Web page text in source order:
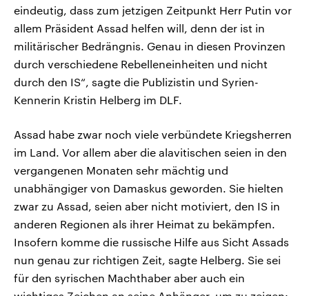
eindeutig, dass zum jetzigen Zeitpunkt Herr Putin vor
allem Präsident Assad helfen will, denn der ist in
militärischer Bedrängnis. Genau in diesen Provinzen
durch verschiedene Rebelleneinheiten und nicht
durch den IS“, sagte die Publizistin und Syrien-
Kennerin Kristin Helberg im DLF.
Assad habe zwar noch viele verbündete Kriegsherren
im Land. Vor allem aber die alavitischen seien in den
vergangenen Monaten sehr mächtig und
unabhängiger von Damaskus geworden. Sie hielten
zwar zu Assad, seien aber nicht motiviert, den IS in
anderen Regionen als ihrer Heimat zu bekämpfen.
Insofern komme die russische Hilfe aus Sicht Assads
nun genau zur richtigen Zeit, sagte Helberg. Sie sei
für den syrischen Machthaber aber auch ein